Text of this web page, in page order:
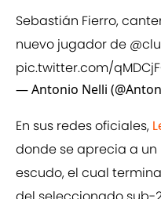
Sebastián Fierro,
nuevo jugador de
pic.twitter.com/
— Antonio Nelli
En sus redes oficiales,
donde se aprecia a
escudo, el cual